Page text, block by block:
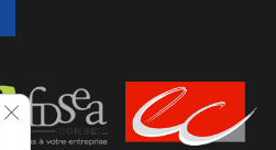
Fermer la bannière des cookies